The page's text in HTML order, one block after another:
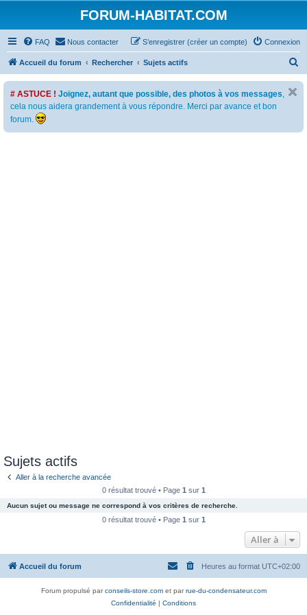
FORUM-HABITAT.COM
FAQ Nous contacter Connexion
S’enregistrer (créer un compte)
Accueil du forum Rechercher Sujets actifs
e
# ASTUCE ! Joignez, autant que possible, des photos à vos messages,
cela nous aidera grandement à vous répondre. Merci par avance et bon
forum.
Sujets actifs
Aller à la recherche avancée
0 résultat trouvé • Page 1 sur 1
Aucun sujet ou message ne correspond à vos critères de recherche.
0 résultat trouvé • Page 1 sur 1
Aller à
Accueil du forum Heures au format UTC+02:00
Forum propulsé parconseils-store.comet parrue-du-condensateur.com
Confidentialité | Conditions